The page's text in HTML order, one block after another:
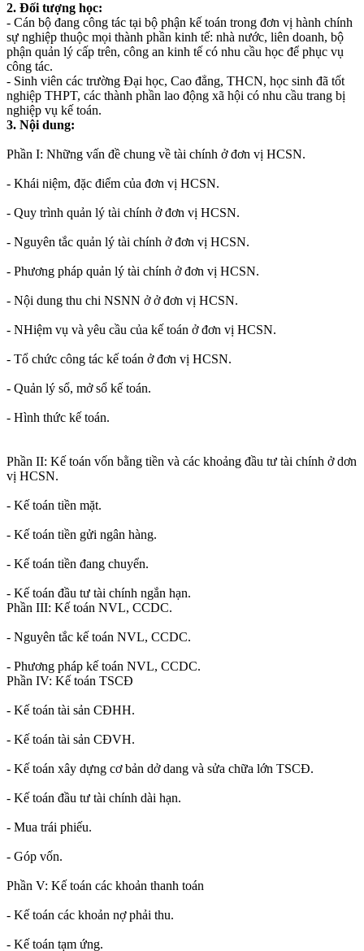
2. Đối tượng học:
- Cán bộ đang công tác tại bộ phận kế toán trong đơn vị hành chính
sự nghiệp thuộc mọi thành phần kinh tế: nhà nước, liên doanh, bộ
phận quản lý cấp trên, công an kinh tế có nhu cầu học để phục vụ
công tác.
- Sinh viên các trường Đại học, Cao đẳng, THCN, học sinh đã tốt
nghiệp THPT, các thành phần lao động xã hội có nhu cầu trang bị
nghiệp vụ kế toán.
3. Nội dung:
Phần I: Những vấn đề chung về tài chính ở đơn vị HCSN.
- Khái niệm, đặc điểm của đơn vị HCSN.
- Quy trình quản lý tài chính ở đơn vị HCSN.
- Nguyên tắc quản lý tài chính ở đơn vị HCSN.
- Phương pháp quản lý tài chính ở đơn vị HCSN.
- Nội dung thu chi NSNN ở ở đơn vị HCSN.
- NHiệm vụ và yêu cầu của kế toán ở đơn vị HCSN.
- Tổ chức công tác kế toán ở đơn vị HCSN.
- Quản lý sổ, mở sổ kế toán.
- Hình thức kế toán.
Phần II: Kế toán vốn bằng tiền và các khoảng đầu tư tài chính ở dơn
vị HCSN.
- Kế toán tiền mặt.
- Kế toán tiền gửi ngân hàng.
- Kế toán tiền đang chuyển.
- Kế toán đầu tư tài chính ngắn hạn.
Phần III: Kế toán NVL, CCDC.
- Nguyên tắc kế toán NVL, CCDC.
- Phương pháp kế toán NVL, CCDC.
Phần IV: Kế toán TSCĐ
- Kế toán tài sản CĐHH.
- Kế toán tài sản CĐVH.
- Kế toán xây dựng cơ bản dở dang và sửa chữa lớn TSCĐ.
- Kế toán đầu tư tài chính dài hạn.
- Mua trái phiếu.
- Góp vốn.
Phần V: Kế toán các khoản thanh toán
- Kế toán các khoản nợ phải thu.
- Kế toán tạm ứng.